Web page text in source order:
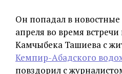
Он попадал в новостные
апреля во время
Камчыбека Ташиева с
Кемпир-Абадского
повздорил с